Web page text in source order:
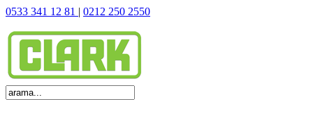
0533 341 12 81 | 0212 250 2550